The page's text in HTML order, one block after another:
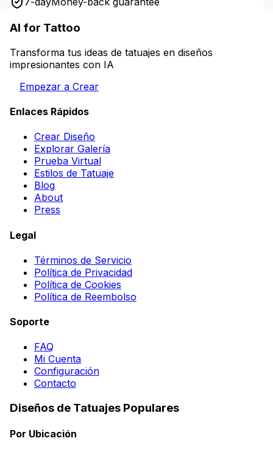
AI for Tattoo
Transforma tus ideas de tatuajes en diseños
impresionantes con IA
Empezar a Crear
Enlaces Rápidos
Crear Diseño
Explorar Galería
Prueba Virtual
Estilos de Tatuaje
Blog
About
Press
Legal
Términos de Servicio
Política de Privacidad
Política de Cookies
Política de Reembolso
Soporte
FAQ
Mi Cuenta
Configuración
Contacto
Diseños de Tatuajes Populares
Por Ubicación